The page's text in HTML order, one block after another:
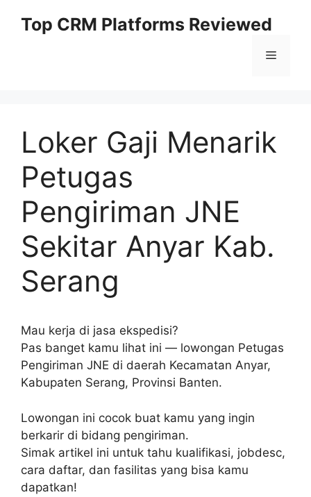
Top CRM Platforms Reviewed
Menu
Loker Gaji Menarik
Petugas
Pengiriman JNE
Sekitar Anyar Kab.
Serang
Mau kerja di jasa ekspedisi?
Pas banget kamu lihat ini — lowongan Petugas
Pengiriman JNE di daerah Kecamatan Anyar,
Kabupaten Serang, Provinsi Banten.
Lowongan ini cocok buat kamu yang ingin
berkarir di bidang pengiriman.
Simak artikel ini untuk tahu kualifikasi, jobdesc,
cara daftar, dan fasilitas yang bisa kamu
dapatkan!